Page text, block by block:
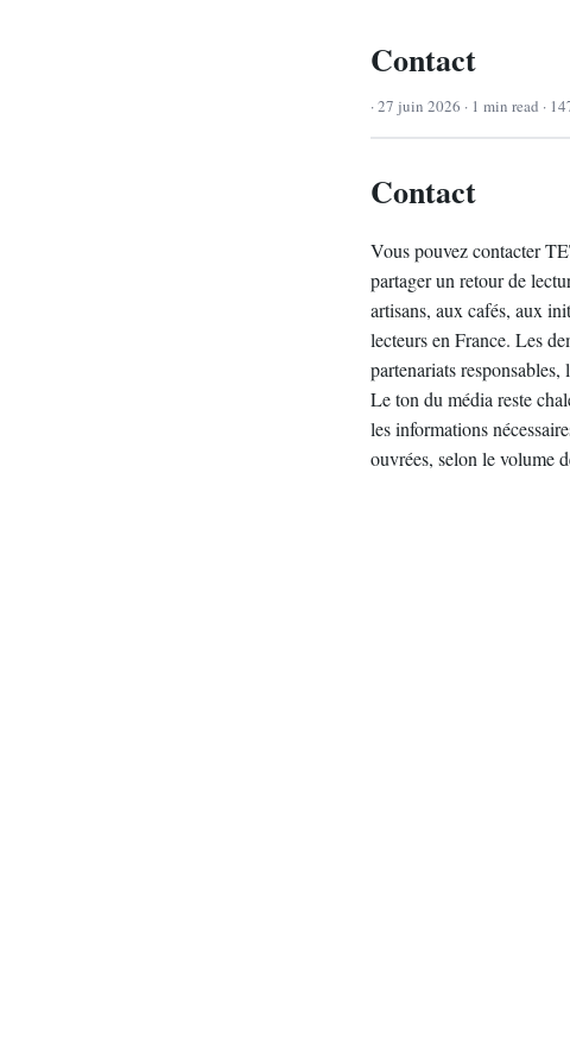
Contact
· 27 juin 2026 · 1 min read ·
Contact
Vous pouvez contacter
partager un retour de
artisans, aux cafés, aux
lecteurs en France. Les
partenariats
Le ton du média reste
les informations
ouvrées, selon le volume